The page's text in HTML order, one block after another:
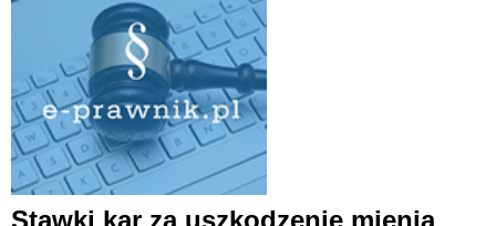
Stawki kar za uszkodzenie mienia